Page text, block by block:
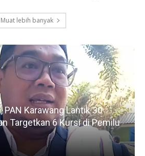
Muat lebih banyak
PAN Karawang Lantik 30
Targetkan 6 Kursi di Pemilu